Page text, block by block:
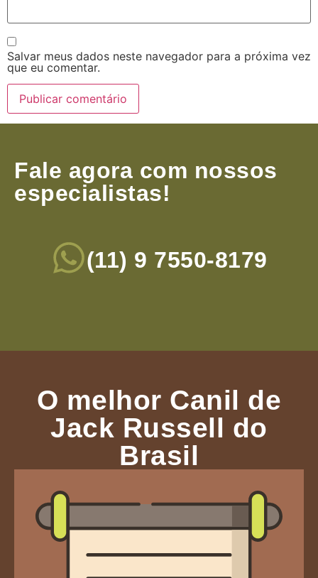
Salvar meus dados neste navegador para a próxima vez
que eu comentar.
Fale agora com nossos
especialistas!
(11) 9 7550-8179
O melhor Canil de
Jack Russell do
Brasil